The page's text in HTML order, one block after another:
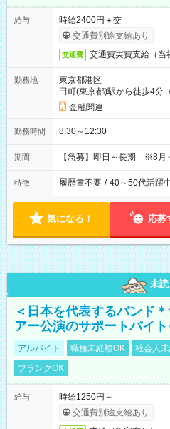
給与
時給2400円＋交
交通費別途支給あり
交通費 交通費実費支給（当
勤務地
東京都港区
田町(東京都)駅から徒歩4分
金融関連
勤務時間 8:30～12:30
期間 【急募】即日～長期 ※8月
特徴 履歴書不要 / 40～50代活躍
気になる！ 応募
未読
＜日本を代表するバンド
アー公演のサポートバイ
アルバイト 職種未経験OK 社会人
ブランクOK
給与
時給1250円～
交通費別途支給あり